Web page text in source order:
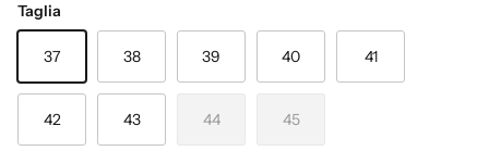
Taglia
37 38 39 40 41
42 43 44 45